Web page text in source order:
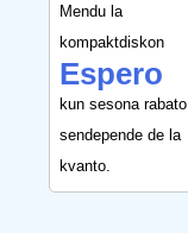
Mendu la
kompaktdiskon
Espero
kun sesona rabato
sendepende de la
kvanto.